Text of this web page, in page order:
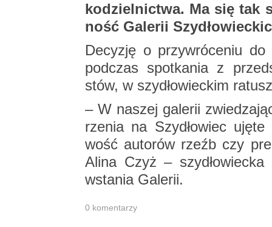
ko­dziel­nic­twa. Ma się tak
ność Ga­le­rii
De­cy­zję o przy­wró­ce­niu
pod­czas spo­tka­nia z
stów, w szy­dło­wiec­kim
– W na­szej ga­le­rii
rze­nia na Szy­dło­wiec
wość au­to­rów rzeźb czy
Alina Czyż –
wsta­nia Ga­le­rii.
0 ko­men­ta­rzy